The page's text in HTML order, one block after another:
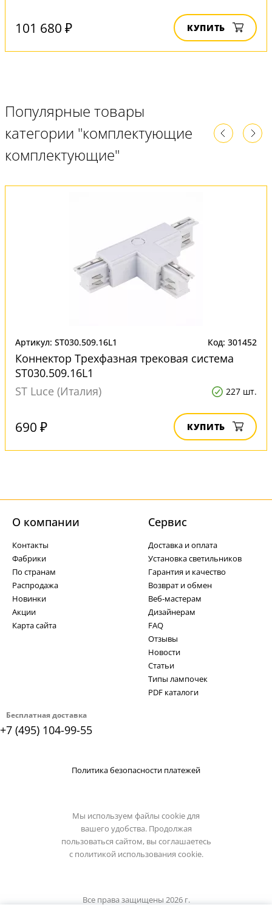
101 680 ₽ КУПИТЬ
Популярные товары
категории "комплектующие
комплектующие"
Артикул: ST030.509.16L1 Код: 301452
Коннектор Трехфазная трековая система
ST030.509.16L1
ST Luce (Италия)
227 шт.
690 ₽ КУПИТЬ
Бесплатная доставка
+7 (495) 104-99-55
О компании
Контакты
Фабрики
По странам
Распродажа
Новинки
Акции
Карта сайта
Cервис
Доставка и оплата
Установка светильников
Гарантия и качество
Возврат и обмен
Веб-мастерам
Дизайнерам
FAQ
Отзывы
Новости
Статьи
Типы лампочек
PDF каталоги
Политика безопасности платежей
Мы используем файлы cookie для
вашего удобства. Продолжая
пользоваться сайтом, вы соглашаетесь
с политикой использования cookie.
Все права защищены 2026 г.